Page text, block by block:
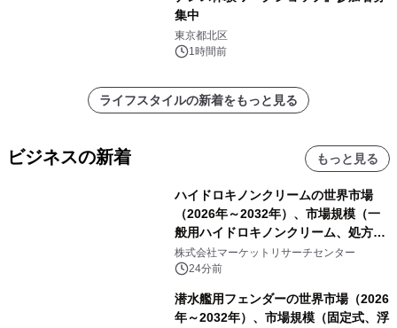
集中
東京都北区
1時間前
ライフスタイルの新着をもっと見る
ビジネスの新着 もっと見る
ハイドロキノンクリームの世界市場
（2026年～2032年）、市場規模（一
般用ハイドロキノンクリーム、処方用
ハイドロキノンクリーム）・分析レポ
ートを発表
株式会社マーケットリサーチセンター
24分前
潜水艦用フェンダーの世界市場（2026
年～2032年）、市場規模（固定式、浮